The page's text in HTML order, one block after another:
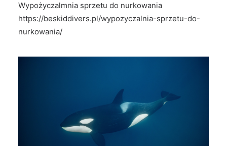
Wypożyczalmnia sprzetu do nurkowania
https://beskiddivers.pl/wypozyczalnia-sprzetu-do-
nurkowania/